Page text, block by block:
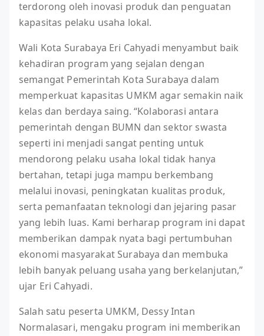
terdorong oleh inovasi produk dan penguatan
kapasitas pelaku usaha lokal.
Wali Kota Surabaya Eri Cahyadi menyambut baik
kehadiran program yang sejalan dengan
semangat Pemerintah Kota Surabaya dalam
memperkuat kapasitas UMKM agar semakin naik
kelas dan berdaya saing. “Kolaborasi antara
pemerintah dengan BUMN dan sektor swasta
seperti ini menjadi sangat penting untuk
mendorong pelaku usaha lokal tidak hanya
bertahan, tetapi juga mampu berkembang
melalui inovasi, peningkatan kualitas produk,
serta pemanfaatan teknologi dan jejaring pasar
yang lebih luas. Kami berharap program ini dapat
memberikan dampak nyata bagi pertumbuhan
ekonomi masyarakat Surabaya dan membuka
lebih banyak peluang usaha yang berkelanjutan,”
ujar Eri Cahyadi.
Salah satu peserta UMKM, Dessy Intan
Normalasari, mengaku program ini memberikan